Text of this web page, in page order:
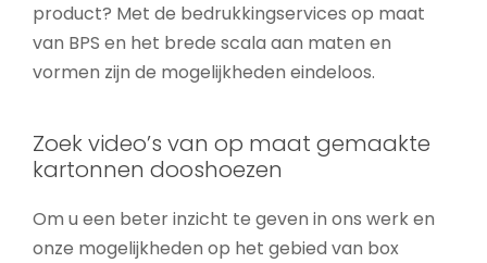
product? Met de bedrukkingservices op maat
van BPS en het brede scala aan maten en
vormen zijn de mogelijkheden eindeloos.
Zoek video’s van op maat gemaakte
kartonnen dooshoezen
Om u een beter inzicht te geven in ons werk en
onze mogelijkheden op het gebied van box